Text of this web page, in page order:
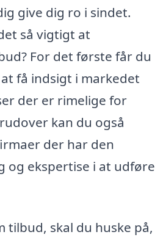
give dig ro i sindet.
så vigtigt at
For det første får du
få indsigt i markedet
der er rimelige for
kan du også
der har den
og ekspertise i at udføre
tilbud, skal du huske på,